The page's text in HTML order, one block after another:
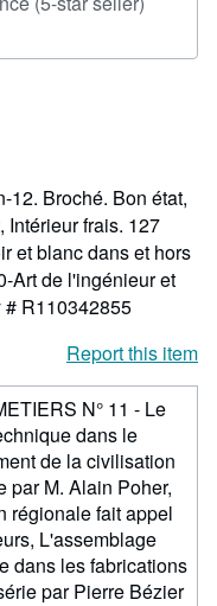
5
12. Broché. Bon état,
Intérieur frais. 127
et blanc dans et hors
Art de l'ingénieur et
R110342855
Report this item
N° 11 - Le
dans le
de la civilisation
par M. Alain Poher,
régionale fait appel
L'assemblage
dans les fabrications
par Pierre Bézier